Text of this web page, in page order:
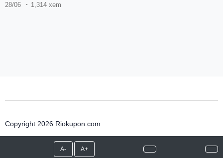
A- A+
28/06
1,314 xem
Copyright 2026 Riokupon.com